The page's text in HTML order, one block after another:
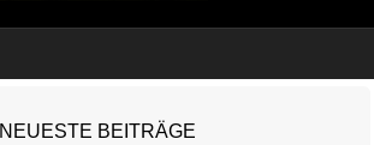
NEUESTE BEITRÄGE